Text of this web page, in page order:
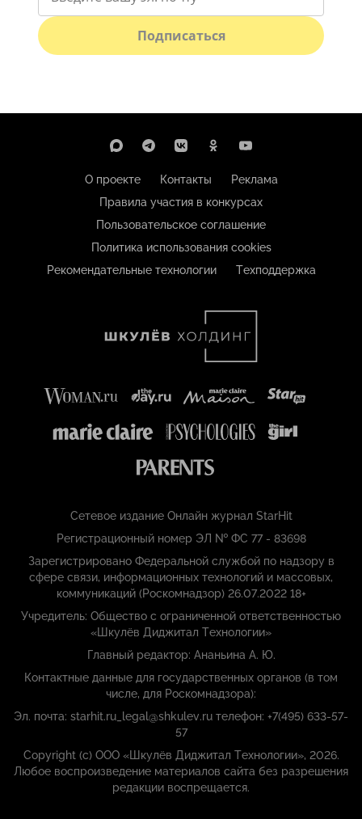
Подписаться
О проекте Контакты
Реклама
Правила участия в конкурсах
Пользовательское соглашение
Политика использования cookies
Рекомендательные технологии
Техподдержка
Сетевое издание Онлайн журнал StarHit
Регистрационный номер ЭЛ № ФС 77 - 83698
Зарегистрировано Федеральной службой по надзору в
сфере связи, информационных технологий и массовых,
коммуникаций (Роскомнадзор) 26.07.2022 18+
Учредитель: Общество с ограниченной ответственностью
«Шкулёв Диджитал Технологии»
Главный редактор: Ананьина А. Ю.
Контактные данные для государственных органов (в том
числе, для Роскомнадзора):
Эл. почта: starhit.ru_legal@shkulev.ru телефон: +7(495) 633-57-
57
Copyright (с) ООО «Шкулёв Диджитал Технологии», 2026.
Любое воспроизведение материалов сайта без разрешения
редакции воспрещается.